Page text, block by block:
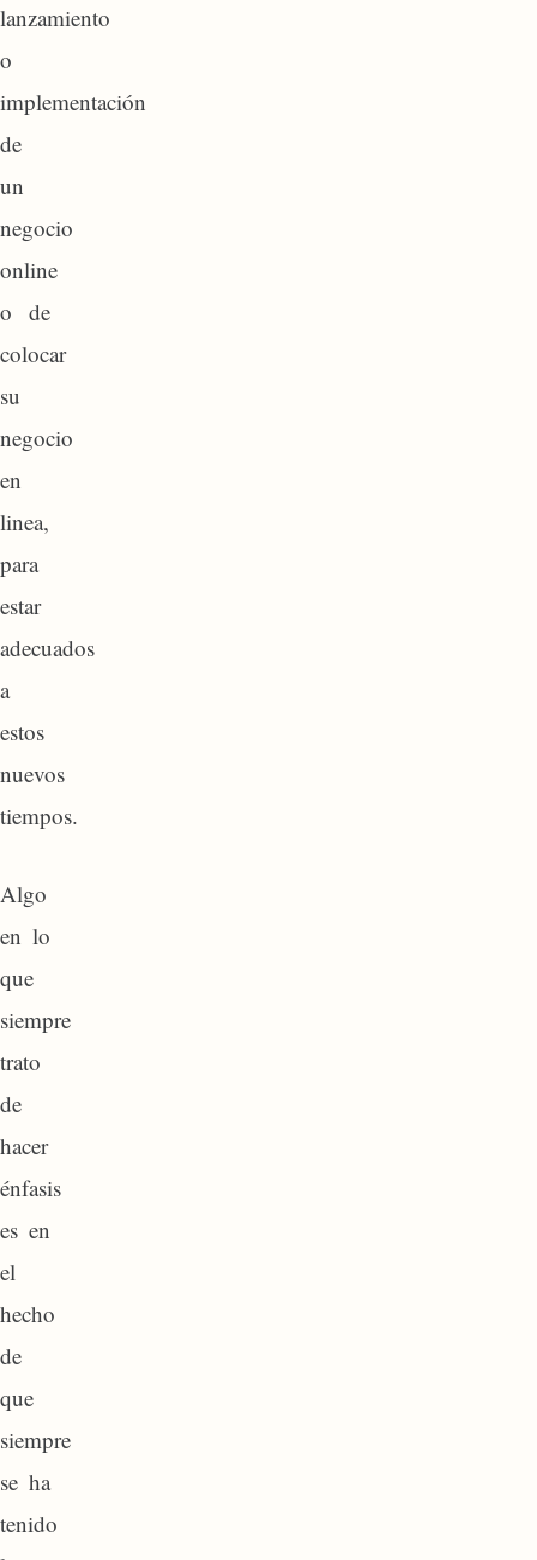
lanzamiento
o
implementación
de
un
negocio
online
o de
colocar
su
negocio
en
linea,
para
estar
adecuados
a
estos
nuevos
tiempos.
Algo
en lo
que
siempre
trato
de
hacer
énfasis
es en
el
hecho
de
que
siempre
se ha
tenido